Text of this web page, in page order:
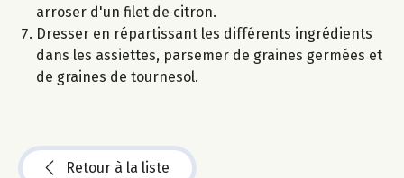
arroser d'un filet de citron.
Dresser en répartissant les différents ingrédients
dans les assiettes, parsemer de graines germées et
de graines de tournesol.
Retour à la liste